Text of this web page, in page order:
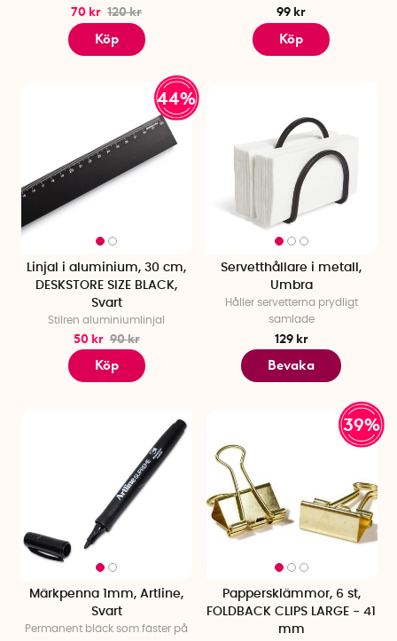
70 kr 120 kr
Köp
99 kr
Köp
44%
Linjal i aluminium, 30 cm,
DESKSTORE SIZE BLACK,
Svart
Stilren aluminiumlinjal
50 kr 90 kr
Köp
Servetthållare i metall,
Umbra
Håller servetterna prydligt
samlade
129 kr
Bevaka
Märkpenna 1mm, Artline,
Svart
Permanent bläck som fäster på
39%
Pappersklämmor, 6 st,
FOLDBACK CLIPS LARGE - 41
mm